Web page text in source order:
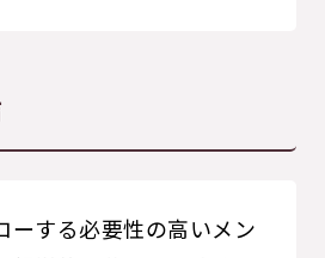
ーする必要性の高いメン